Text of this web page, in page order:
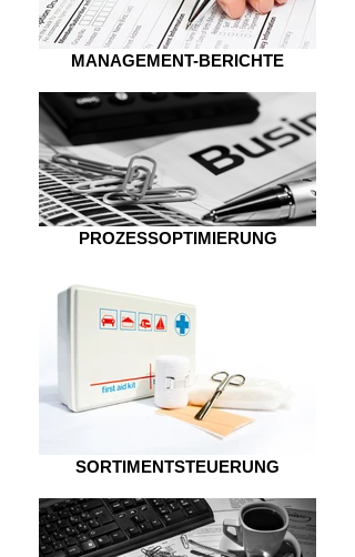
MANAGEMENT-BERICHTE
PROZESSOPTIMIERUNG
SORTIMENTSTEUERUNG